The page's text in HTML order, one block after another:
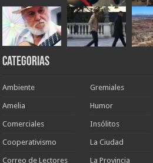
Categorias
Ambiente
Amelia
Comerciales
Cooperativismo
Correo de Lectores
Gremiales
Humor
Insólitos
La Ciudad
La Provincia